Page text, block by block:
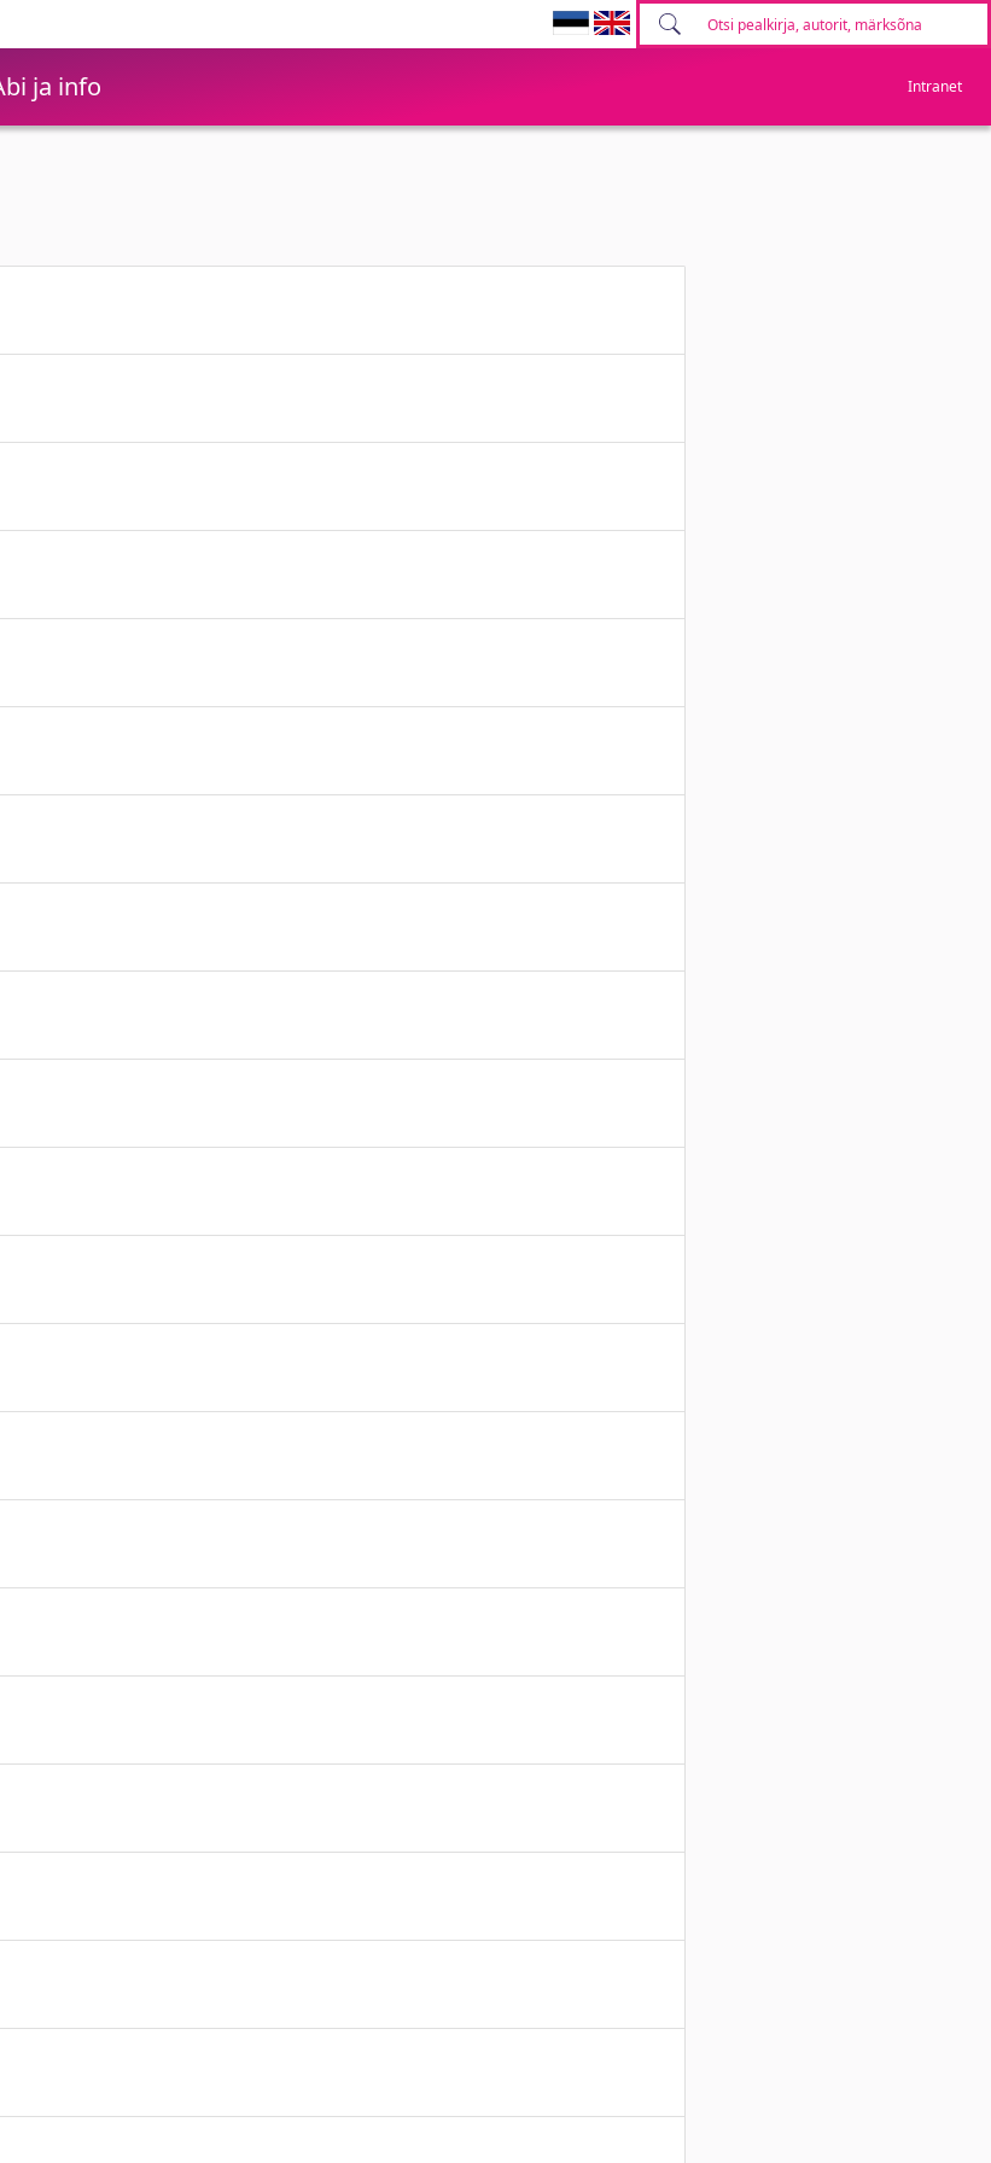
ja info Intranet